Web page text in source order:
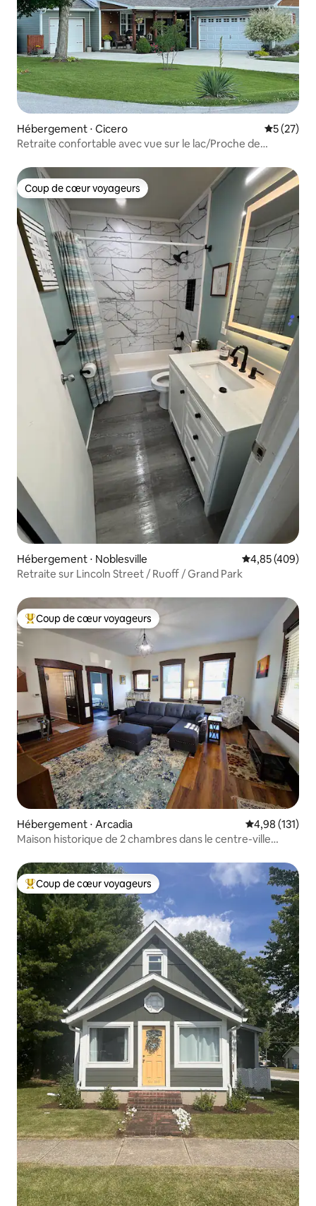
Hébergement ⋅ Cicero
5 (27)
Retraite confortable avec vue sur le lac/Proche de
Coup de cœur voyageurs
Coup de cœur voyageurs
Hébergement ⋅ Noblesville Évaluation
4,85 (409)
Retraite sur Lincoln Street / Ruoff / Grand Park
Coups de cœur voyageurs les plus appréciés
Coup de cœur voyageurs
Hébergement ⋅ Arcadia Évaluation
4,98 (131)
Maison historique de 2 chambres dans le centre-ville
Coups de cœur voyageurs les plus appréciés
Coup de cœur voyageurs